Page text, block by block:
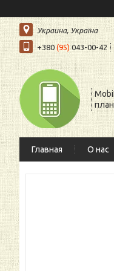
Украина, Україна
+380 (95)043-00-42
Главная О нас